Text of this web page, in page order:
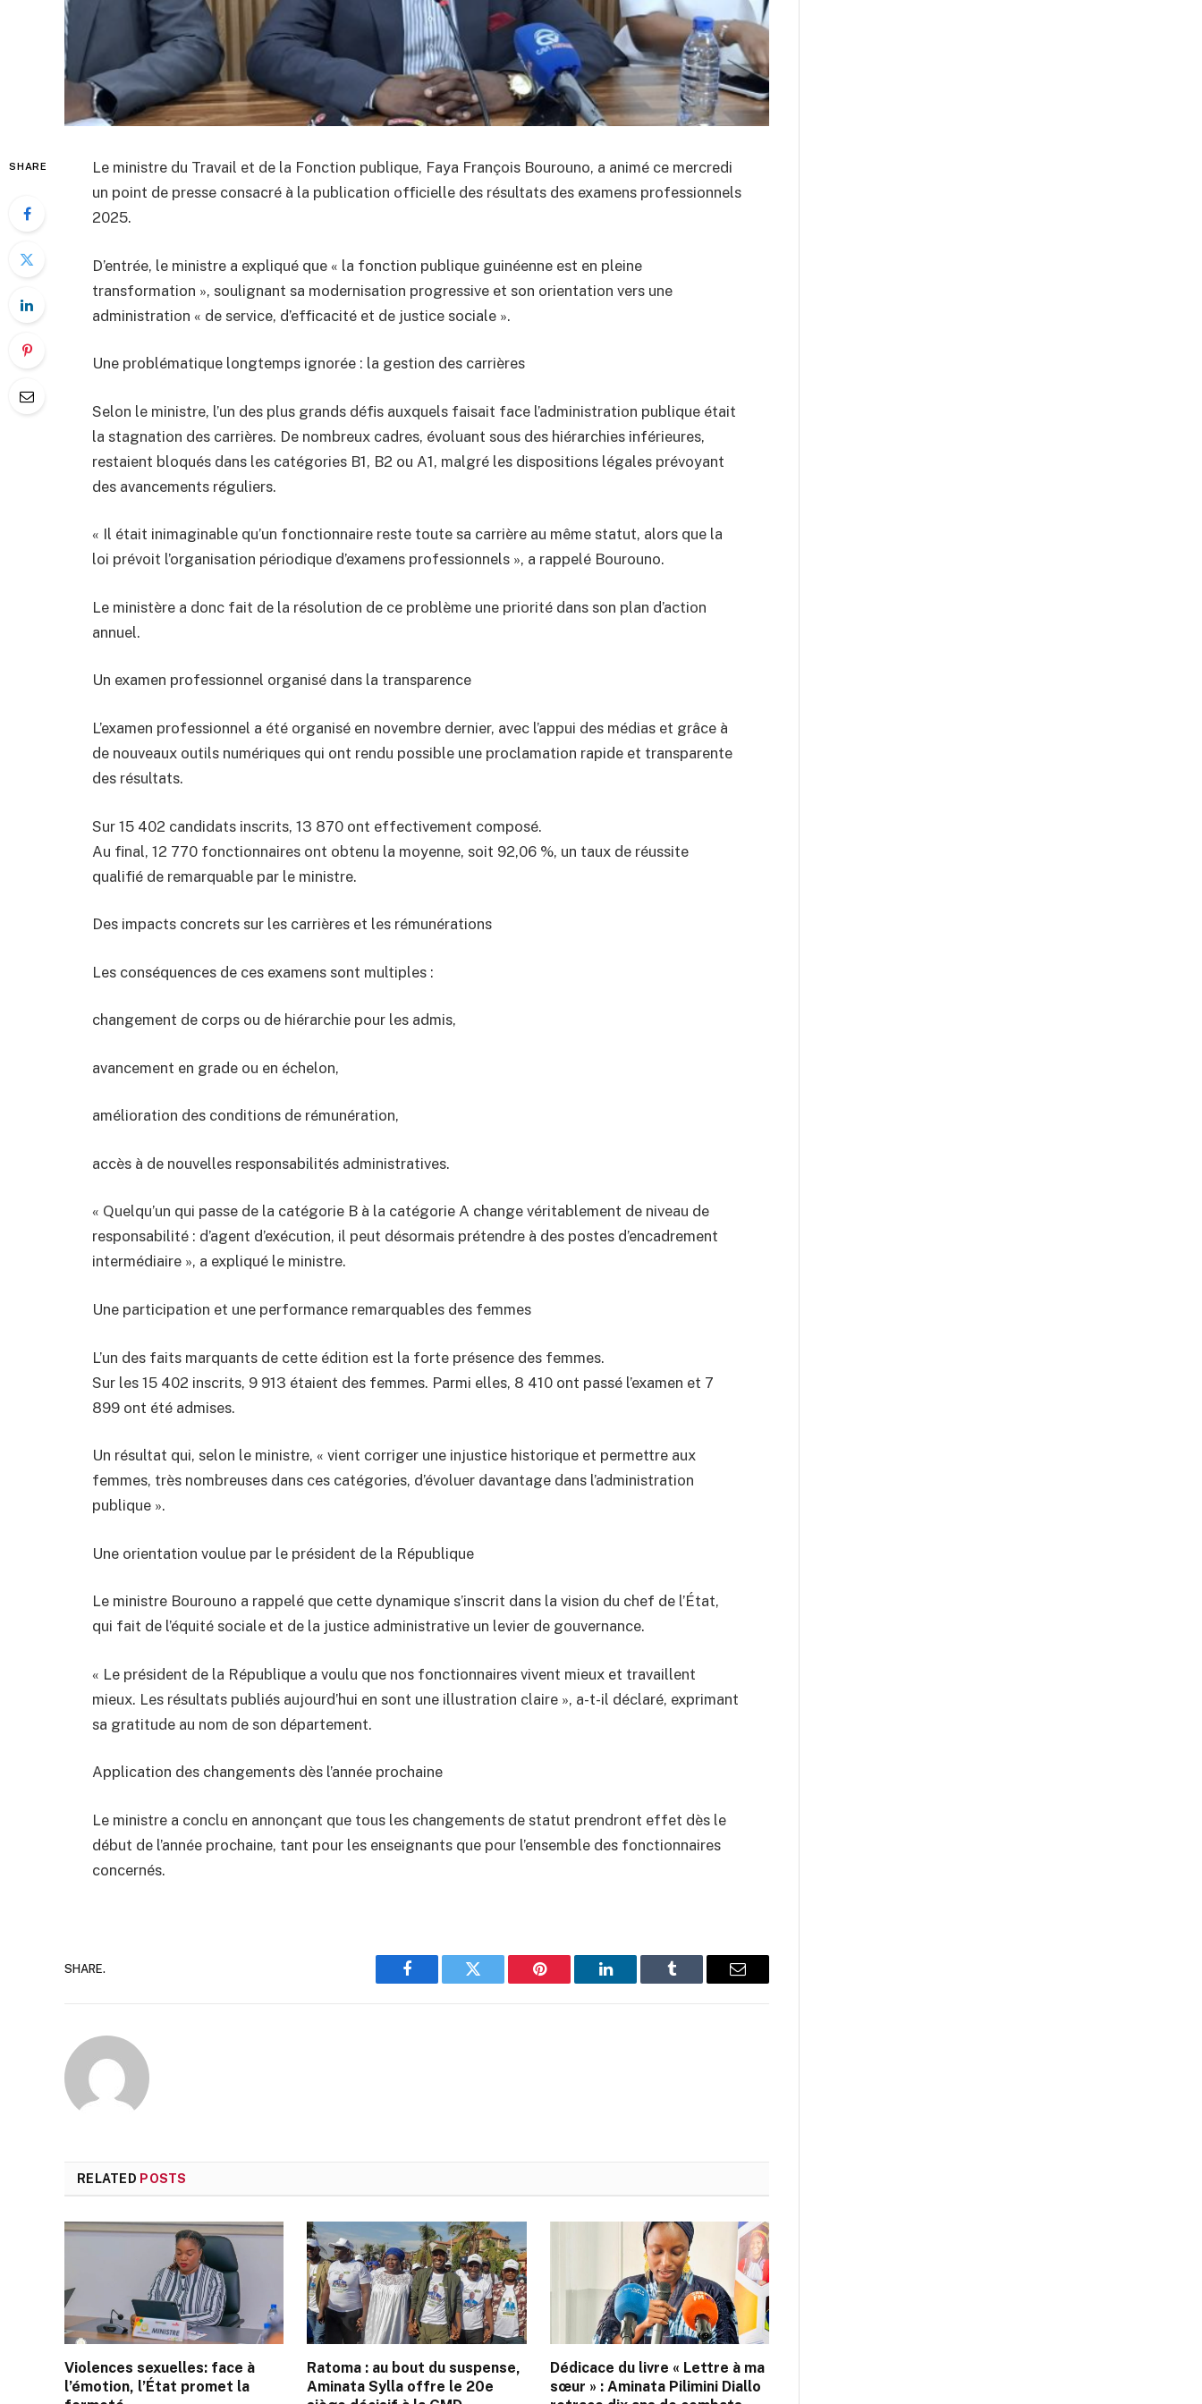
SHARE
Le ministre du Travail et de la Fonction publique, Faya François Bourouno, a animé ce mercredi
un point de presse consacré à la publication officielle des résultats des examens professionnels
2025.
D’entrée, le ministre a expliqué que « la fonction publique guinéenne est en pleine
transformation », soulignant sa modernisation progressive et son orientation vers une
administration « de service, d’efficacité et de justice sociale ».
Une problématique longtemps ignorée : la gestion des carrières
Selon le ministre, l’un des plus grands défis auxquels faisait face l’administration publique était
la stagnation des carrières. De nombreux cadres, évoluant sous des hiérarchies inférieures,
restaient bloqués dans les catégories B1, B2 ou A1, malgré les dispositions légales prévoyant
des avancements réguliers.
« Il était inimaginable qu’un fonctionnaire reste toute sa carrière au même statut, alors que la
loi prévoit l’organisation périodique d’examens professionnels », a rappelé Bourouno.
Le ministère a donc fait de la résolution de ce problème une priorité dans son plan d’action
annuel.
Un examen professionnel organisé dans la transparence
L’examen professionnel a été organisé en novembre dernier, avec l’appui des médias et grâce à
de nouveaux outils numériques qui ont rendu possible une proclamation rapide et transparente
des résultats.
Sur 15 402 candidats inscrits, 13 870 ont effectivement composé.
Au final, 12 770 fonctionnaires ont obtenu la moyenne, soit 92,06 %, un taux de réussite
qualifié de remarquable par le ministre.
Des impacts concrets sur les carrières et les rémunérations
Les conséquences de ces examens sont multiples :
changement de corps ou de hiérarchie pour les admis,
avancement en grade ou en échelon,
amélioration des conditions de rémunération,
accès à de nouvelles responsabilités administratives.
« Quelqu’un qui passe de la catégorie B à la catégorie A change véritablement de niveau de
responsabilité : d’agent d’exécution, il peut désormais prétendre à des postes d’encadrement
intermédiaire », a expliqué le ministre.
Une participation et une performance remarquables des femmes
L’un des faits marquants de cette édition est la forte présence des femmes.
Sur les 15 402 inscrits, 9 913 étaient des femmes. Parmi elles, 8 410 ont passé l’examen et 7
899 ont été admises.
Un résultat qui, selon le ministre, « vient corriger une injustice historique et permettre aux
femmes, très nombreuses dans ces catégories, d’évoluer davantage dans l’administration
publique ».
Une orientation voulue par le président de la République
Le ministre Bourouno a rappelé que cette dynamique s’inscrit dans la vision du chef de l’État,
qui fait de l’équité sociale et de la justice administrative un levier de gouvernance.
« Le président de la République a voulu que nos fonctionnaires vivent mieux et travaillent
mieux. Les résultats publiés aujourd’hui en sont une illustration claire », a-t-il déclaré, exprimant
sa gratitude au nom de son département.
Application des changements dès l’année prochaine
Le ministre a conclu en annonçant que tous les changements de statut prendront effet dès le
début de l’année prochaine, tant pour les enseignants que pour l’ensemble des fonctionnaires
concernés.
SHARE.
Facebook Twitter Pinterest LinkedIn Tumblr Email
RELATED POSTS
Violences sexuelles: face à
l’émotion, l’État promet la
Ratoma : au bout du suspense,
Aminata Sylla offre le 20e
Dédicace du livre « Lettre à ma
sœur » : Aminata Pilimini Diallo